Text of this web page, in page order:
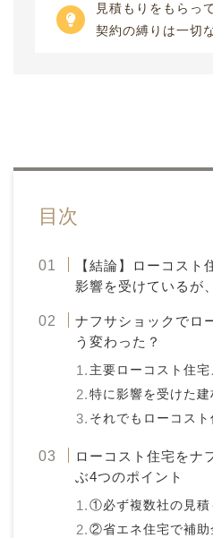
見積もりをもらっ
契約の縛りは一切
目次
【結論】ローコス
影響を受けているが
ナフサショックでロ
う変わった？
主要ローコスト住
特に影響を受けた建
それでもローコス
ローコスト住宅をナ
ぶ4つのポイント
①必ず複数社の見積
②省エネ住宅で補助